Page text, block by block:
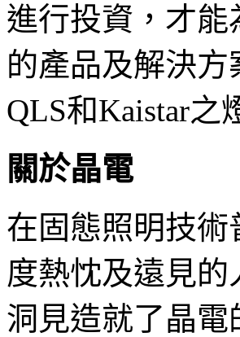
進行投資，才
的產品及解決方
QLS和Kaistar
關於晶電
在固態照明技
度熱忱及遠見
洞見造就了晶